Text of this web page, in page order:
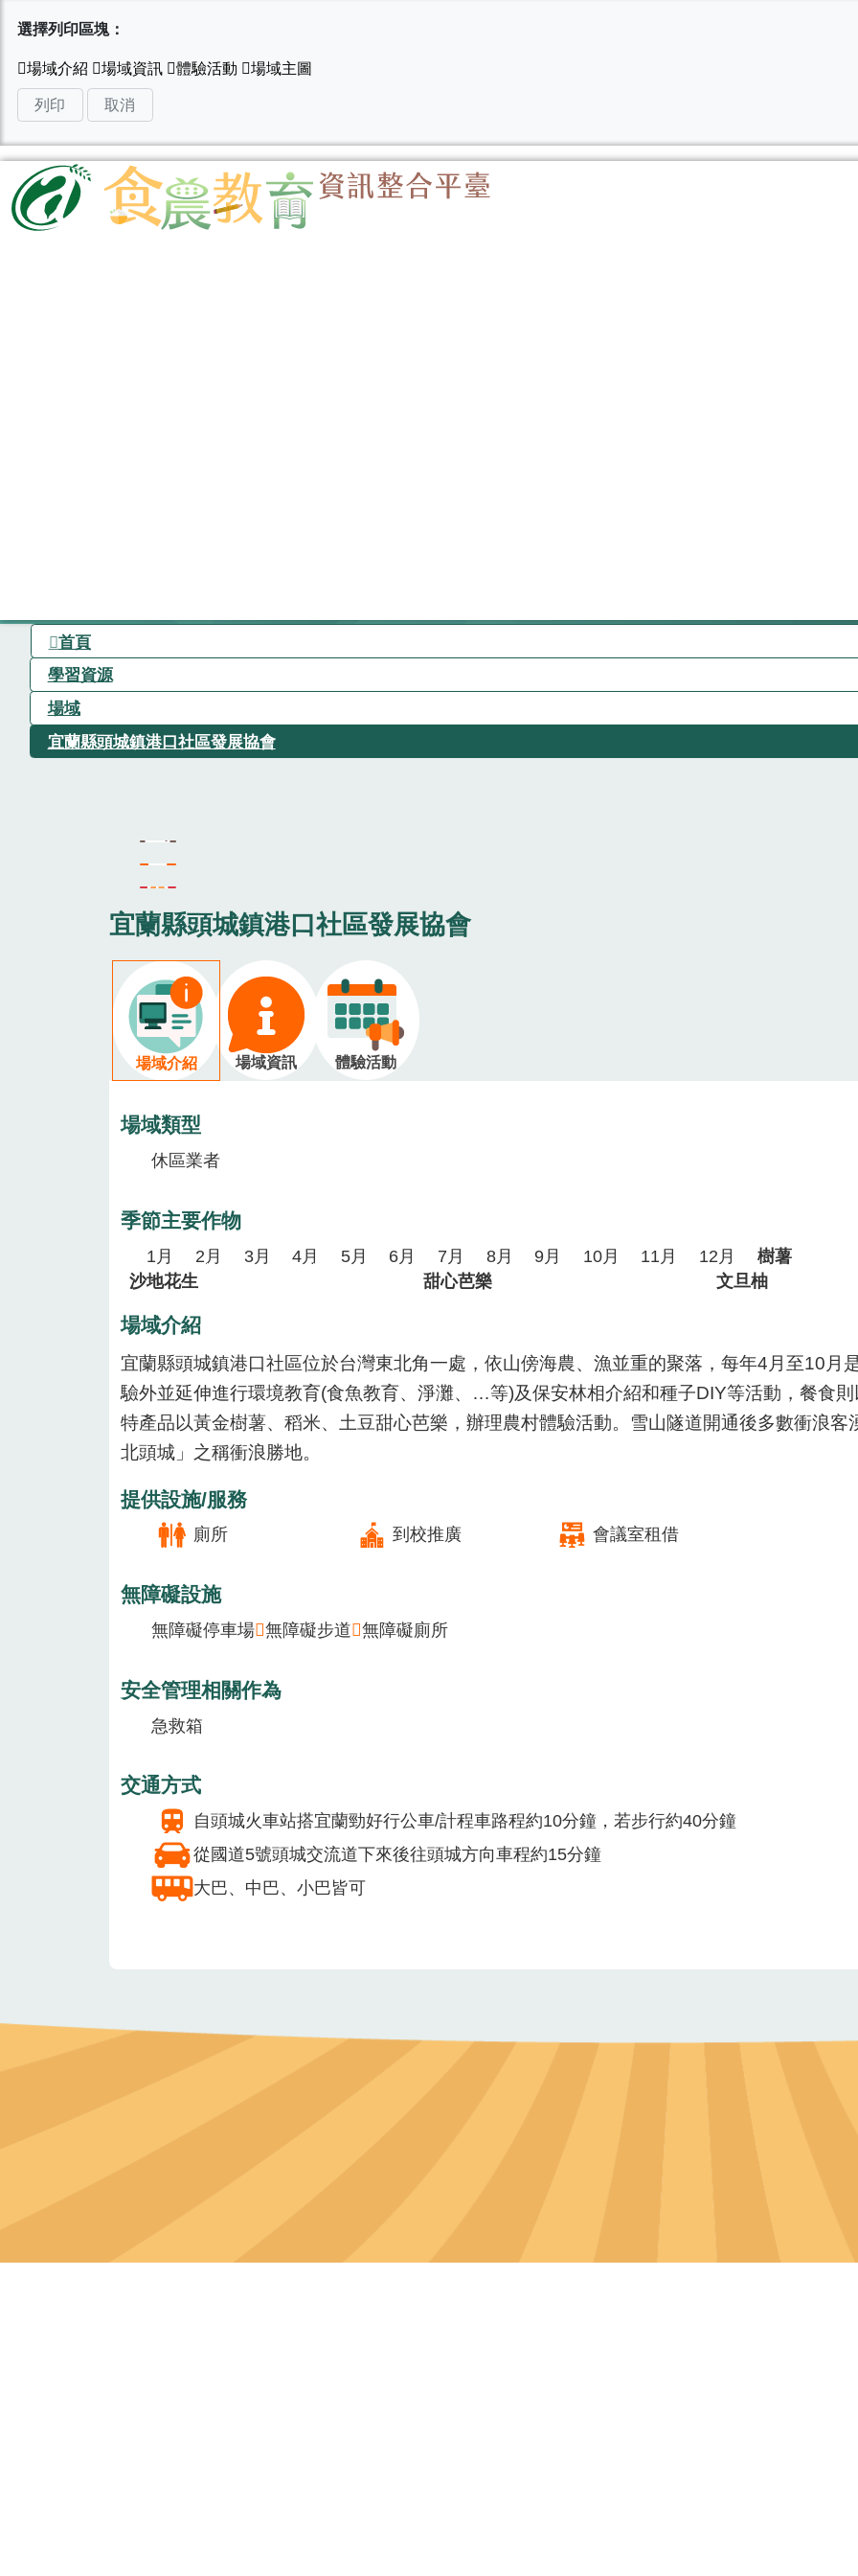
選擇列印區塊：
列印 取消
首頁
學習資源
場域
宜蘭縣頭城鎮港口社區發展協會
宜蘭縣頭城鎮港口社區發展協會
場域介紹 場域資訊 體驗活動
場域類型
休區業者
季節主要作物
1月 2月 3月 4月 5月 6月 7月 8月 9月 10月 11月 12月
樹薯
沙地花生
甜心芭樂 文旦柚
場域介紹
宜蘭縣頭城鎮港口社區位於台灣東北角一處，依山傍海農、漁並重的聚落，每年4月至10月
驗外並延伸進行環境教育(食魚教育、淨灘、…等)及保安林相介紹和種子DIY等活動，餐食
特產品以黃金樹薯、稻米、土豆甜心芭樂，辦理農村體驗活動。雪山隧道開通後多數衝浪
北頭城」之稱衝浪勝地。
提供設施/服務
廁所 到校推廣 會議室租借
無障礙設施
無障礙停車場 無障礙步道 無障礙廁所
安全管理相關作為
急救箱
交通方式
自頭城火車站搭宜蘭勁好行公車/計程車路程約10分鐘，若步行約40分鐘
從國道5號頭城交流道下來後往頭城方向車程約15分鐘
大巴、中巴、小巴皆可